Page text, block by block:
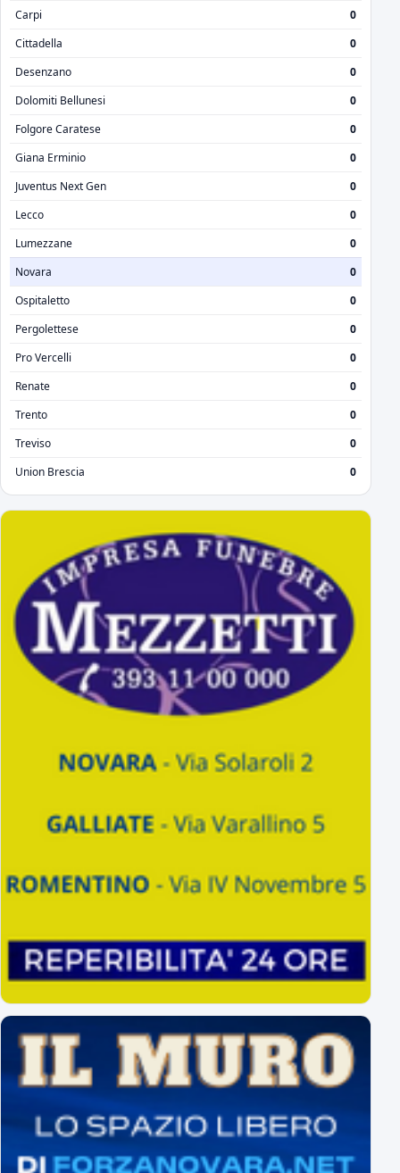
Carpi
0
Cittadella
0
Desenzano
0
Dolomiti Bellunesi
0
Folgore Caratese
0
Giana Erminio
0
Juventus Next Gen
0
Lecco
0
Lumezzane
0
Novara
0
Ospitaletto
0
Pergolettese
0
Pro Vercelli
0
Renate
0
Trento
0
Treviso
0
Union Brescia
0